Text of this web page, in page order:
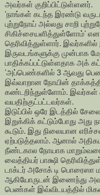
அவர்கள் குறிப்பிட்டுள்ளனர்.
'நாங்கள் கடந்த இரண்டு
புற்றுநோய் அல்லது சாறி
சிகிச்சையளித்துள்ளோம்' என
தெரிவித்துள்ளார்.
இருவடங்களுக்கு முன்பாக
பாதிக்கப்பட்டுள்ளதாக அக்
'அப்பெண்களில் 3 ஆவது பெண்
இவ்வாறான நோயின்
கண்டறிந்துள்ளோம். இவர்கள்
வயதிற்குட்பட்டவர்கள்.
இடுப்பில் ஒரே இடத்தில்
இறுக்கிக் கட்டும்போது அது
கூடும். இது நிலையான
ஏற்படுத்தலாம். ஆனால்
நீண்டகால நோயாக
வைத்தியர் பாக்ஷி
டாக்டர் அசோக் டி பொரைஸா
ஆகியோருடன் இணைந்து அவர்
பெண்கள் இவ்விடயத்தில்